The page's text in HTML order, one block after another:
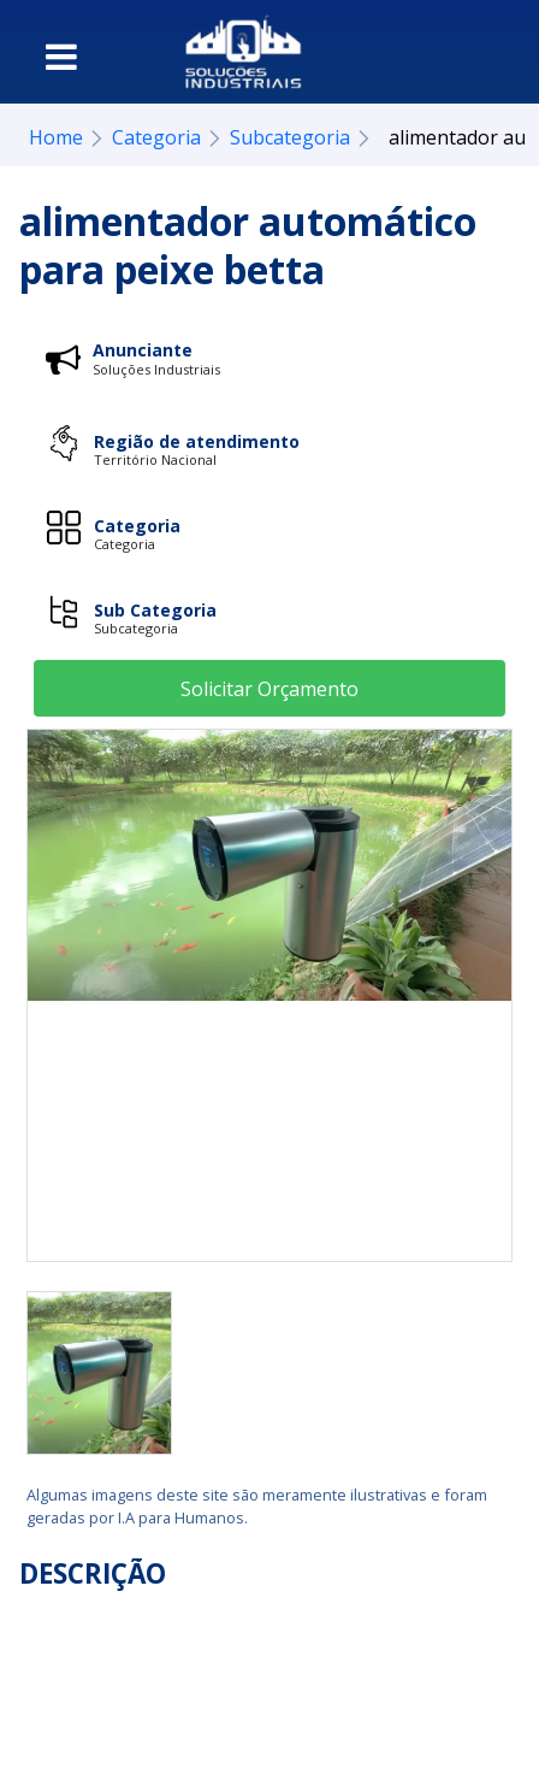
Home Categoria Subcategoria alimentador
alimentador automático
para peixe betta
Anunciante
Soluções Industriais
Região de atendimento
Território Nacional
Categoria
Categoria
Sub Categoria
Subcategoria
Solicitar Orçamento
Algumas imagens deste site são meramente ilustrativas e foram
geradas por I.A para Humanos.
DESCRIÇÃO